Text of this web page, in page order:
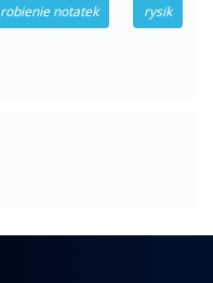
robienie notatek rysik